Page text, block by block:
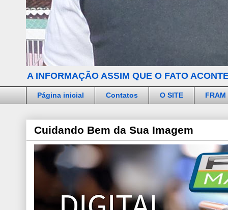
A INFORMAÇÃO ASSIM QUE O FATO
Página inicial Contatos O SITE FRAM
Cuidando Bem da Sua Imagem